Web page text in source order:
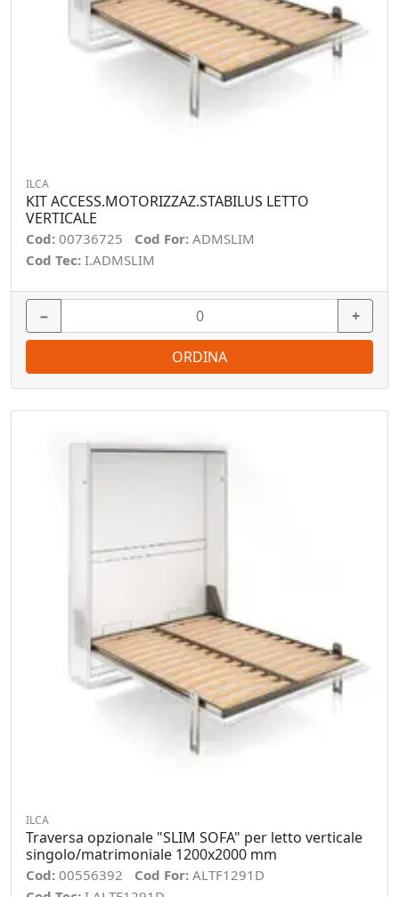
ILCA
KIT ACCESS.MOTORIZZAZ.STABILUS LETTO
VERTICALE
Cod: 00736725 Cod For: ADMSLIM
Cod Tec: I.ADMSLIM
− +
ORDINA
ILCA
Traversa opzionale "SLIM SOFA" per letto verticale
singolo/matrimoniale 1200x2000 mm
Cod: 00556392 Cod For: ALTF1291D